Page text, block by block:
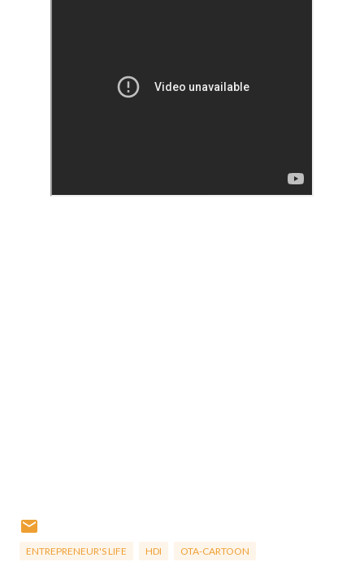
ENTREPRENEUR'S LIFE HDI OTA-CARTOON